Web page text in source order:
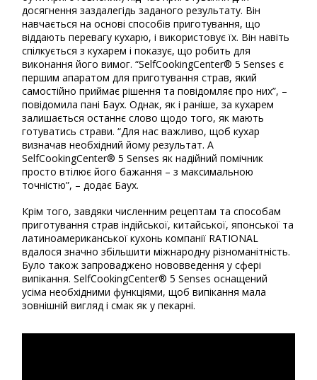
досягнення заздалегідь заданого результату. Він
навчається на основі способів приготування, що
віддають перевагу кухарю, і використовує їх. Він навіть
спілкується з кухарем і показує, що робить для
виконання його вимог. “SelfCookingCenter® 5 Senses є
першим апаратом для приготування страв, який
самостійно приймає рішення та повідомляє про них”, –
повідомила пані Баух. Однак, як і раніше, за кухарем
залишається останнє слово щодо того, як мають
готуватись страви. “Для нас важливо, щоб кухар
визначав необхідний йому результат. А
SelfCookingCenter® 5 Senses як надійний помічник
просто втілює його бажання – з максимальною
точністю”, – додає Баух.
Крім того, завдяки численним рецептам та способам
приготування страв індійської, китайської, японської та
латиноамериканської кухонь компанії RATIONAL
вдалося значно збільшити міжнародну різноманітність.
Було також запроваджено нововведення у сфері
випікання. SelfCookingCenter® 5 Senses оснащений
усіма необхідними функціями, щоб випікання мала
зовнішній вигляд і смак як у пекарні.